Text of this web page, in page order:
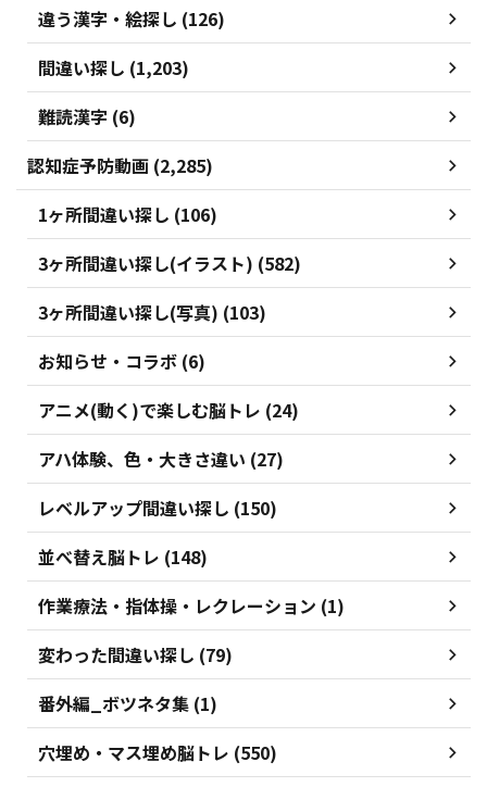
違う漢字・絵探し (126)
間違い探し (1,203)
難読漢字 (6)
認知症予防動画 (2,285)
1ヶ所間違い探し (106)
3ヶ所間違い探し(イラスト) (582)
3ヶ所間違い探し(写真) (103)
お知らせ・コラボ (6)
アニメ(動く)で楽しむ脳トレ (24)
アハ体験、色・大きさ違い (27)
レベルアップ間違い探し (150)
並べ替え脳トレ (148)
作業療法・指体操・レクレーション (1)
変わった間違い探し (79)
番外編_ボツネタ集 (1)
穴埋め・マス埋め脳トレ (550)